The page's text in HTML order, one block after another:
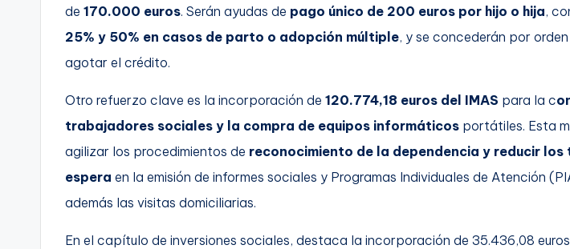
de 170.000 euros. Serán ayudas de pago único de 200 euros por hijo o hija,
25% y 50% en casos de parto o adopción múltiple, y se concederán por
agotar el crédito.
Otro refuerzo clave es la incorporación de 120.774,18 euros del IMAS para la c
trabajadores sociales y la compra de equipos informáticos portátiles. Esta
agilizar los procedimientos de reconocimiento de la dependencia y reducir los
espera en la emisión de informes sociales y Programas Individuales de Atención
además las visitas domiciliarias.
En el capítulo de inversiones sociales, destaca la incorporación de 35.436,08